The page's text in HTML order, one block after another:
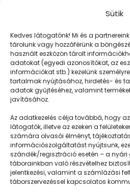
Sütik
Kedves látogatónk! Mi és a
tárolunk vagy hozzáférünk a
használt eszközön tárolt
adatokat (egyedi azonosítókat, az
információkat stb.) kezelünk
tartalmak nyújtásához, hirdetés- és
adatok gyűjtéséhez, valamint
javításához.
Az adatkezelés célja továbbá, hogy
látogatók, illetve az ezeken a
számára olvasói élményt,
információszolgáltatást nyújtsunk,
szándék/regisztráció esetén – a
táborainkban való részvételhez
jelentkezési, valamint a számlázási
táborszervezéssel kapcsolatos
TÁBORINGER
Gumikacsa
2025. 07. 03.
A huszonéves Zsombi, a
kecskeméti
táboroztatója beszélt
Még